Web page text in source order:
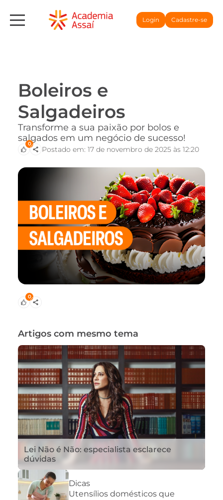
Login Cadastre-se
Boleiros e
Salgadeiros
Transforme a sua paixão por bolos e
salgados em um negócio de sucesso!
0
Postado em: 17 de novembro de 2025 às 12:20
0
Artigos com mesmo tema
Lei Não é Não: especialista esclarece
dúvidas
Dicas
Utensílios domésticos que